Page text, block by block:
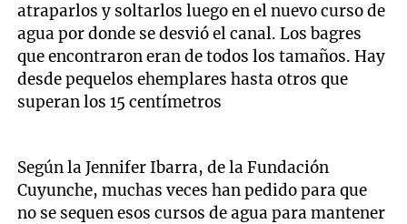
atraparlos y soltarlos luego en el nuevo curso de
agua por donde se desvió el canal. Los bagres
que encontraron eran de todos los tamaños. Hay
desde pequelos ehemplares hasta otros que
superan los 15 centímetros
Según la Jennifer Ibarra, de la Fundación
Cuyunche, muchas veces han pedido para que
no se sequen esos cursos de agua para mantener